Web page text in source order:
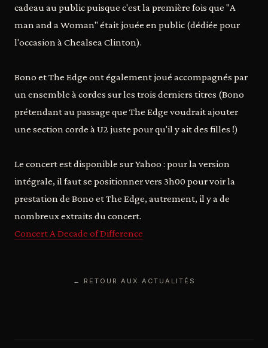
cadeau au public puisque c'est la première fois que "A
man and a Woman" était jouée en public (dédiée pour
l'occasion à Chealsea Clinton).
Bono et The Edge ont également joué accompagnés par
un ensemble à cordes sur les trois derniers titres (Bono
prétendant au passage que The Edge voudrait ajouter
une section corde à U2 juste pour qu'il y ait des filles !)
Le concert est disponible sur Yahoo : pour la version
intégrale, il faut se positionner vers 3h00 pour voir la
prestation de Bono et The Edge, autrement, il y a de
nombreux extraits du concert.
Concert A Decade of Difference
← RETOUR AUX ACTUALITÉS